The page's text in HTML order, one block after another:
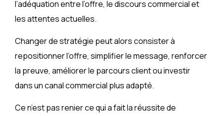
l’adéquation entre l’offre, le discours commercial et
les attentes actuelles.
Changer de stratégie peut alors consister à
repositionner l’offre, simplifier le message, renforcer
la preuve, améliorer le parcours client ou investir
dans un canal commercial plus adapté.
Ce n’est pas renier ce qui a fait la réussite de